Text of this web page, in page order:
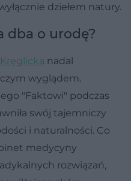
dziełem natury.
dba o urodę?
nadal
wyglądem.
"Faktowi" podczas
swój tajemniczy
i naturalności. Co
medycyny
rozwiązań,